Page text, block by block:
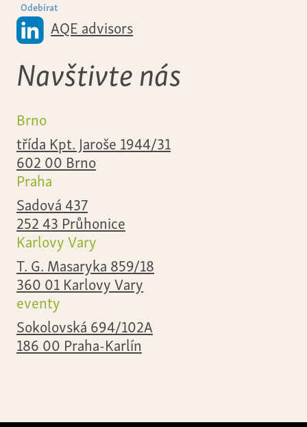
Odebírat
AQE advisors
Navštivte nás
Brno
třída Kpt. Jaroše 1944/31
602 00 Brno
Praha
Sadová 437
252 43 Průhonice
Karlovy Vary
T. G. Masaryka 859/18
360 01 Karlovy Vary
eventy
Sokolovská 694/102A
186 00 Praha-Karlín